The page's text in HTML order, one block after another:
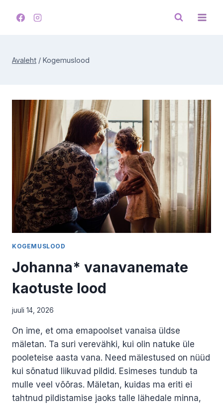
Avaleht / Kogemuslood
KOGEMUSLOOD
Johanna* vanavanemate
kaotuste lood
juuli 14, 2026
On ime, et oma emapoolset vanaisa üldse
mäletan. Ta suri verevähki, kui olin natuke üle
pooleteise aasta vana. Need mälestused on nüüd
kui sõnatud liikuvad pildid. Esimeses tundub ta
mulle veel võõras. Mäletan, kuidas ma eriti ei
tahtnud pildistamise jaoks talle lähedale minna,